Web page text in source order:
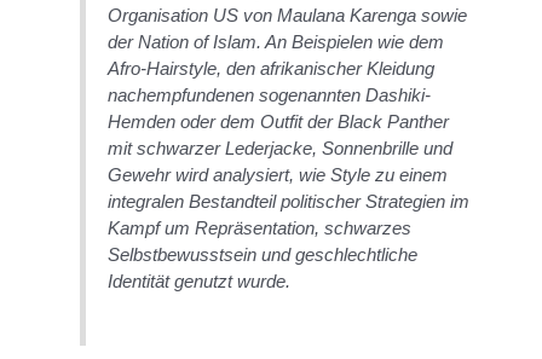
Organisation US von Maulana Karenga sowie
der Nation of Islam. An Beispielen wie dem
Afro-Hairstyle, den afrikanischer Kleidung
nachempfundenen sogenannten Dashiki-
Hemden oder dem Outfit der Black Panther
mit schwarzer Lederjacke, Sonnenbrille und
Gewehr wird analysiert, wie Style zu einem
integralen Bestandteil politischer Strategien im
Kampf um Repräsentation, schwarzes
Selbstbewusstsein und geschlechtliche
Identität genutzt wurde.